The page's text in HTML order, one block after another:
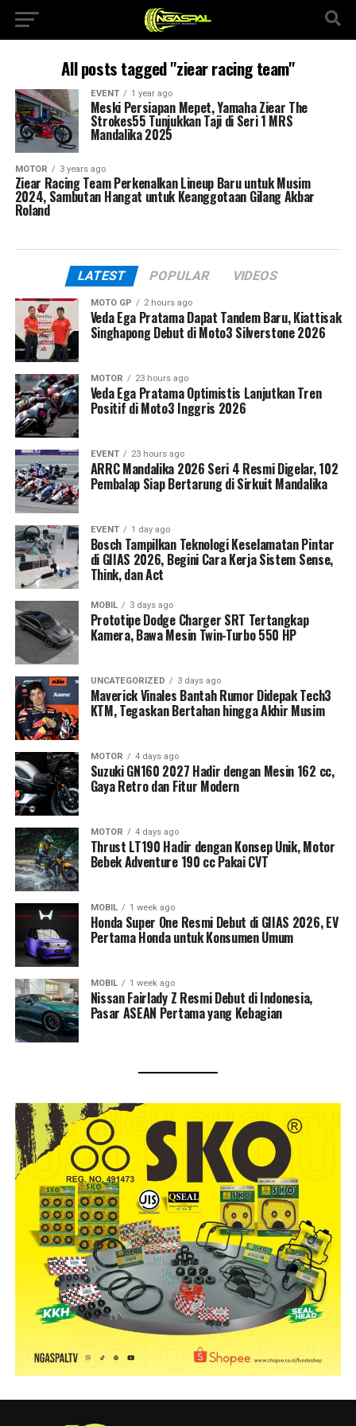
All posts tagged "ziear racing team"
EVENT 1 year ago
Meski Persiapan Mepet, Yamaha Ziear The
Strokes55 Tunjukkan Taji di Seri 1 MRS
Mandalika 2025
MOTOR 3 years ago
Ziear Racing Team Perkenalkan Lineup Baru untuk Musim
2024, Sambutan Hangat untuk Keanggotaan Gilang Akbar
Roland
LATEST POPULAR VIDEOS
MOTO GP 2 hours ago
Veda Ega Pratama Dapat Tandem Baru, Kiattisak
Singhapong Debut di Moto3 Silverstone 2026
MOTOR 23 hours ago
Veda Ega Pratama Optimistis Lanjutkan Tren
Positif di Moto3 Inggris 2026
EVENT 23 hours ago
ARRC Mandalika 2026 Seri 4 Resmi Digelar, 102
Pembalap Siap Bertarung di Sirkuit Mandalika
EVENT 1 day ago
Bosch Tampilkan Teknologi Keselamatan Pintar
di GIIAS 2026, Begini Cara Kerja Sistem Sense,
Think, dan Act
MOBIL 3 days ago
Prototipe Dodge Charger SRT Tertangkap
Kamera, Bawa Mesin Twin-Turbo 550 HP
UNCATEGORIZED 3 days ago
Maverick Vinales Bantah Rumor Didepak Tech3
KTM, Tegaskan Bertahan hingga Akhir Musim
MOTOR 4 days ago
Suzuki GN160 2027 Hadir dengan Mesin 162 cc,
Gaya Retro dan Fitur Modern
MOTOR 4 days ago
Thrust LT190 Hadir dengan Konsep Unik, Motor
Bebek Adventure 190 cc Pakai CVT
MOBIL 1 week ago
Honda Super One Resmi Debut di GIIAS 2026, EV
Pertama Honda untuk Konsumen Umum
MOBIL 1 week ago
Nissan Fairlady Z Resmi Debut di Indonesia,
Pasar ASEAN Pertama yang Kebagian